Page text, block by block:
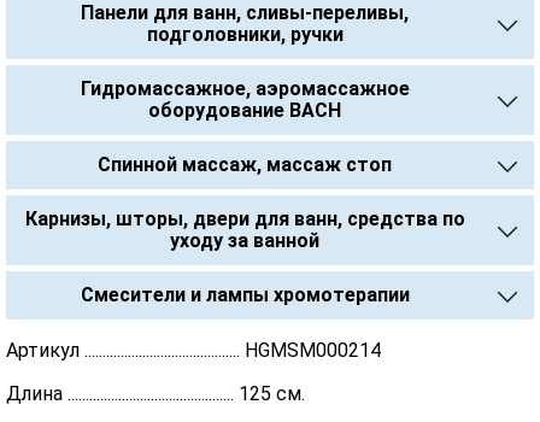
Панели для ванн, сливы-переливы,
подголовники, ручки
Гидромассажное, аэромассажное
оборудование BACH
Спинной массаж, массаж стоп
Карнизы, шторы, двери для ванн, средства по
уходу за ванной
Смесители и лампы хромотерапии
Артикул ........................................... НGMSM000214
Длина .............................................. 125 см.